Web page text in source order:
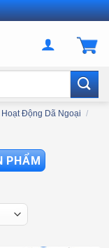
Hoạt Động Dã Ngoại /
PHẨM